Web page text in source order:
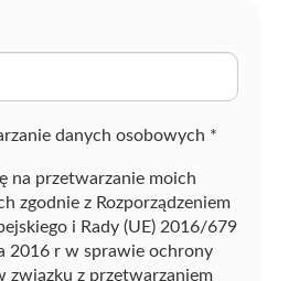
danych osobowych *
na przetwarzanie moich
zgodnie z Rozporządzeniem
i Rady (UE) 2016/679
2016 r w sprawie ochrony
związku z przetwarzaniem